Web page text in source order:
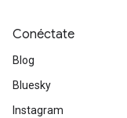
Conéctate
Blog
Bluesky
Instagram